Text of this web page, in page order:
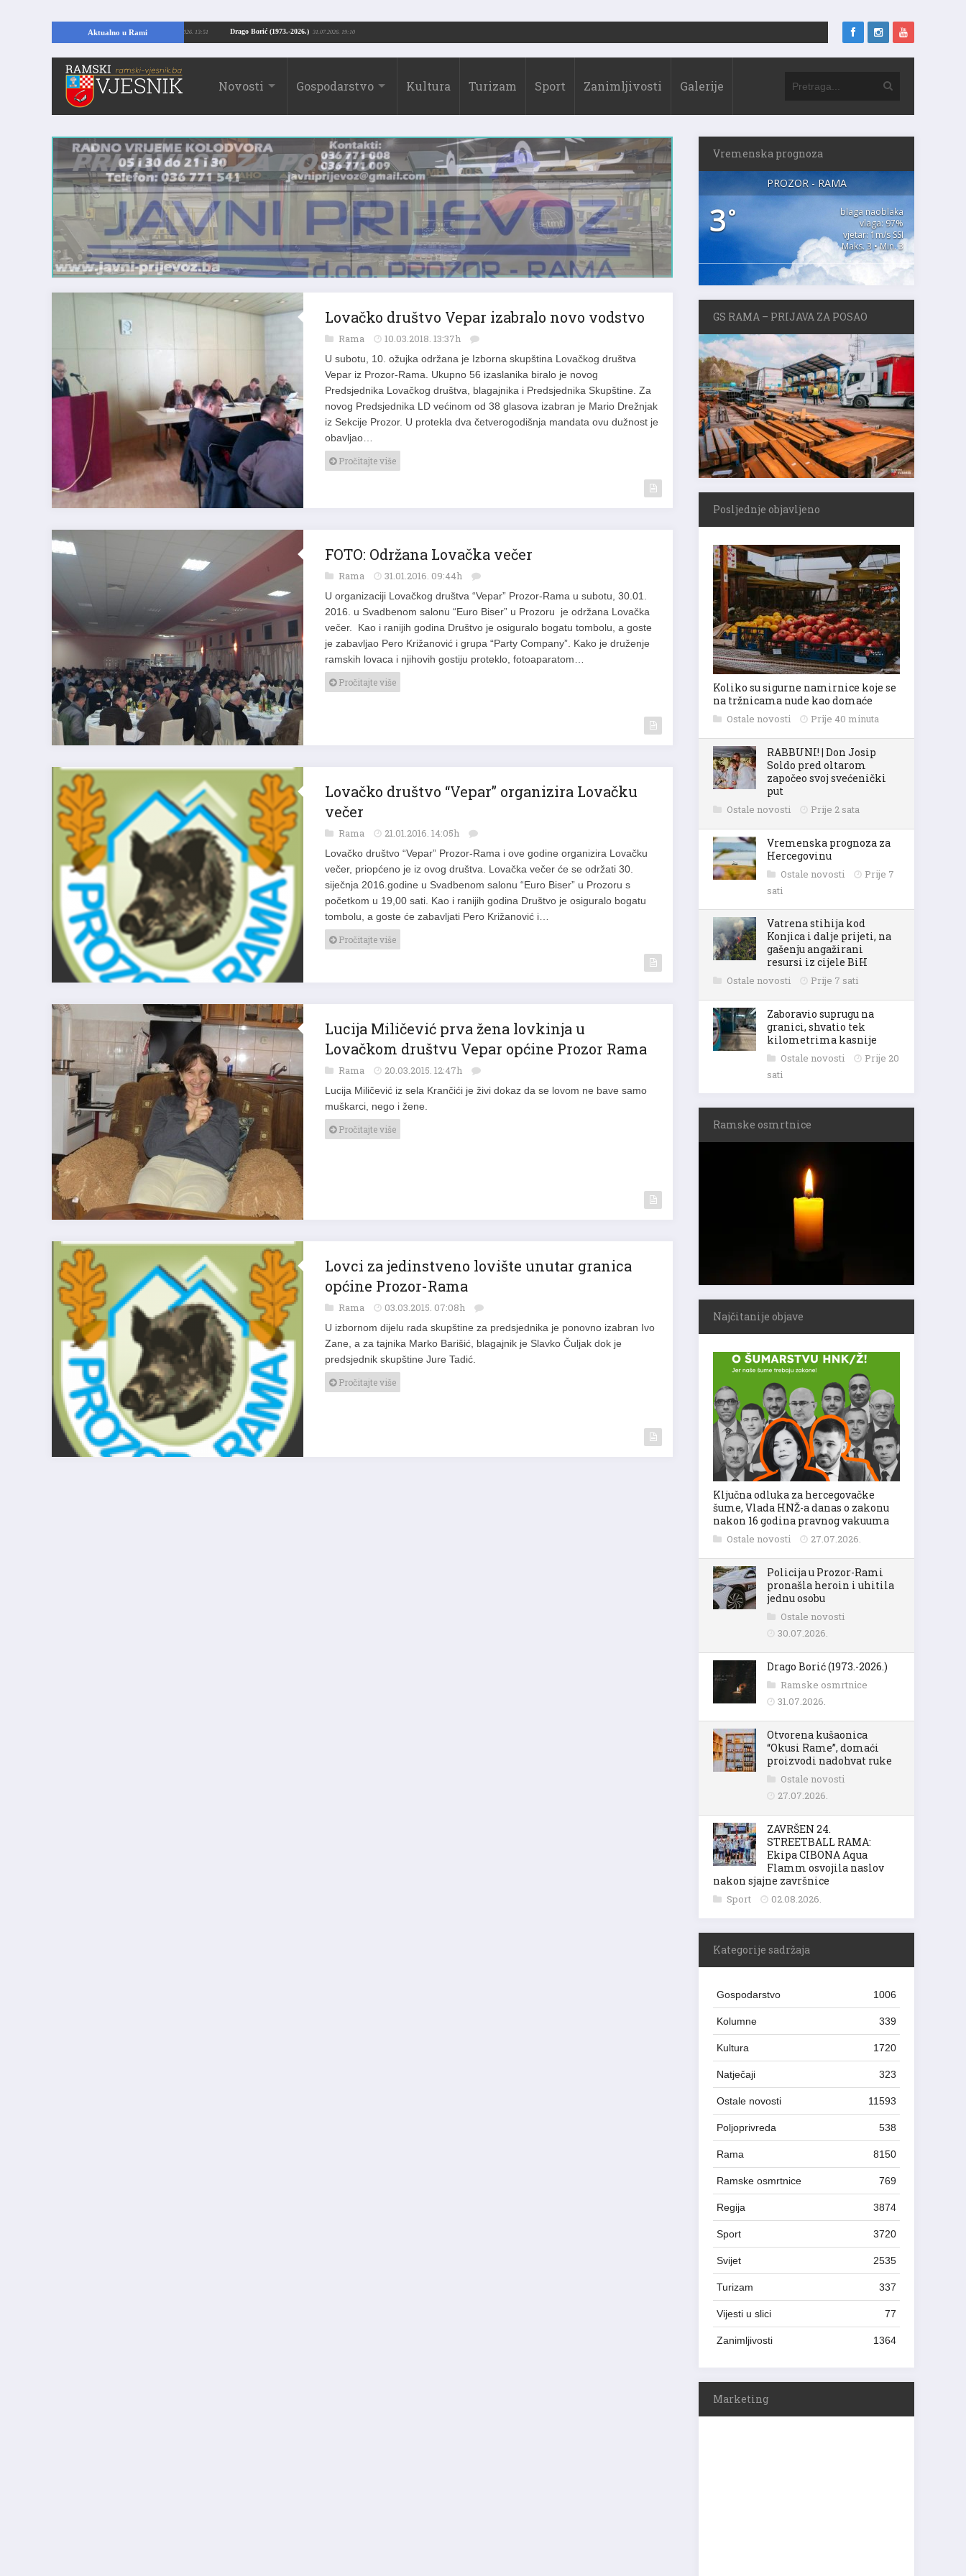
Aktualno u Rami Drago Borić (1973.-2026.)
Kopajući temelje kuće, pronašao vrijedne arheološke ostatke 24.07.2026. 13:51
Novosti Gospodarstvo Kultura Turizam Sport Zanimljivosti Galerije
Lovačko društvo Vepar izabralo novo vodstvo
Rama 10.03.2018. 13:37h
U subotu, 10. ožujka održana je Izborna skupština Lovačkog društva
Vepar iz Prozor-Rama. Ukupno 56 izaslanika biralo je novog
Predsjednika Lovačkog društva, blagajnika i Predsjednika Skupštine. Za
novog Predsjednika LD većinom od 38 glasova izabran je Mario Drežnjak
iz Sekcije Prozor. U protekla dva četverogodišnja mandata ovu dužnost je
obavljao…
Pročitajte više
FOTO: Održana Lovačka večer
Rama 31.01.2016. 09:44h
U organizaciji Lovačkog društva “Vepar” Prozor-Rama u subotu, 30.01.
2016. u Svadbenom salonu “Euro Biser” u Prozoru je održana Lovačka
večer. Kao i ranijih godina Društvo je osiguralo bogatu tombolu, a goste
je zabavljao Pero Križanović i grupa “Party Company”. Kako je druženje
ramskih lovaca i njihovih gostiju proteklo, fotoaparatom…
Pročitajte više
Lovačko društvo “Vepar” organizira Lovačku
večer
Rama 21.01.2016. 14:05h
Lovačko društvo “Vepar” Prozor-Rama i ove godine organizira Lovačku
večer, priopćeno je iz ovog društva. Lovačka večer će se održati 30.
siječnja 2016.godine u Svadbenom salonu “Euro Biser” u Prozoru s
početkom u 19,00 sati. Kao i ranijih godina Društvo je osiguralo bogatu
tombolu, a goste će zabavljati Pero Križanović i…
Pročitajte više
Lucija Miličević prva žena lovkinja u
Lovačkom društvu Vepar općine Prozor Rama
Rama 20.03.2015. 12:47h
Lucija Miličević iz sela Krančići je živi dokaz da se lovom ne bave samo
muškarci, nego i žene.
Pročitajte više
Lovci za jedinstveno lovište unutar granica
općine Prozor-Rama
Rama 03.03.2015. 07:08h
U izbornom dijelu rada skupštine za predsjednika je ponovno izabran Ivo
Zane, a za tajnika Marko Barišić, blagajnik je Slavko Čuljak dok je
predsjednik skupštine Jure Tadić.
Pročitajte više
Vremenska prognoza
PROZOR - RAMA
3°
blaga naoblaka
vlaga: 97%
vjetar: 1m/s SSI
Maks. 3 • Min. 3
GS RAMA – PRIJAVA ZA POSAO
Posljednje objavljeno
Koliko su sigurne namirnice koje se
na tržnicama nude kao domaće
Ostale novosti Prije 40 minuta
RABBUNI! | Don Josip
Soldo pred oltarom
započeo svoj svećenički
put
Ostale novosti Prije 2 sata
Vremenska prognoza za
Hercegovinu
Ostale novosti
Prije 7
sati
Vatrena stihija kod
Konjica i dalje prijeti, na
gašenju angažirani
resursi iz cijele BiH
Ostale novosti Prije 7 sati
Zaboravio suprugu na
granici, shvatio tek
kilometrima kasnije
Ostale novosti
Prije 20
sati
Ramske osmrtnice
Najčitanije objave
Ključna odluka za hercegovačke
šume, Vlada HNŽ-a danas o zakonu
nakon 16 godina pravnog vakuuma
Ostale novosti 27.07.2026.
Policija u Prozor-Rami
pronašla heroin i uhitila
jednu osobu
Ostale novosti
30.07.2026.
Drago Borić (1973.-2026.)
Ramske osmrtnice
31.07.2026.
Otvorena kušaonica
“Okusi Rame”, domaći
proizvodi nadohvat ruke
Ostale novosti
27.07.2026.
ZAVRŠEN 24.
STREETBALL RAMA:
Ekipa CIBONA Aqua
Flamm osvojila naslov
nakon sjajne završnice
Sport 02.08.2026.
Kategorije sadržaja
Gospodarstvo 1006
Kolumne 339
Kultura 1720
Natječaji 323
Ostale novosti 11593
Poljoprivreda 538
Rama 8150
Ramske osmrtnice 769
Regija 3874
Sport 3720
Svijet 2535
Turizam 337
Vijesti u slici 77
Zanimljivosti 1364
Marketing